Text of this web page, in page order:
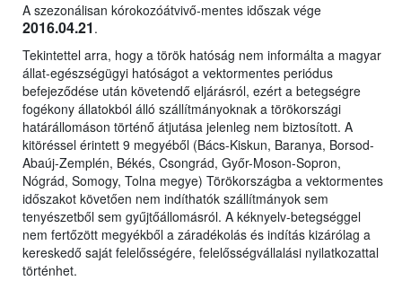
A szezonálisan kórokozóátvivő-mentes időszak vége
2016.04.21 .
Tekintettel arra, hogy a török hatóság nem informálta a magyar
állat-egészségügyi hatóságot a vektormentes periódus
befejeződése után követendő eljárásról, ezért a betegségre
fogékony állatokból álló szállítmányoknak a törökországi
határállomáson történő átjutása jelenleg nem biztosított. A
kitöréssel érintett 9 megyéből (Bács-Kiskun, Baranya, Borsod-
Abaúj-Zemplén, Békés, Csongrád, Győr-Moson-Sopron,
Nógrád, Somogy, Tolna megye) Törökországba a vektormentes
időszakot követően nem indíthatók szállítmányok sem
tenyészetből sem gyűjtőállomásról. A kéknyelv-betegséggel
nem fertőzött megyékből a záradékolás és indítás kizárólag a
kereskedő saját felelősségére, felelősségvállalási nyilatkozattal
történhet.